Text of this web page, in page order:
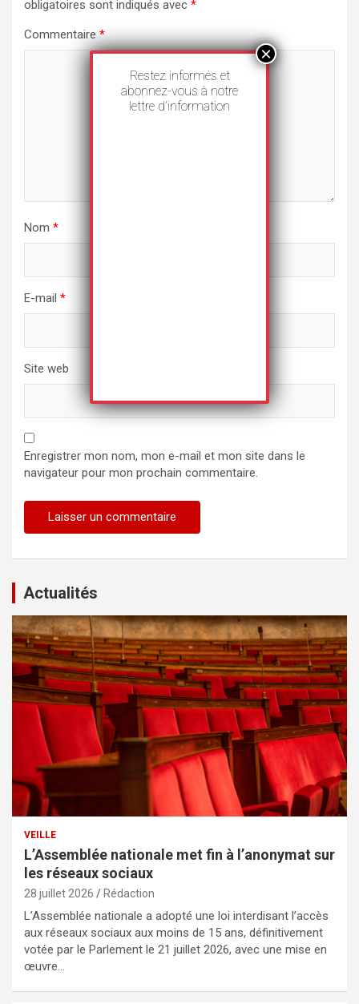
obligatoires sont indiqués avec *
Commentaire *
Nom *
E-mail *
Site web
Enregistrer mon nom, mon e-mail et mon site dans le
navigateur pour mon prochain commentaire.
Actualités
VEILLE
L’Assemblée nationale met fin à l’anonymat sur
les réseaux sociaux
28 juillet 2026 Rédaction
L’Assemblée nationale a adopté une loi interdisant l’accès
aux réseaux sociaux aux moins de 15 ans, définitivement
votée par le Parlement le 21 juillet 2026, avec une mise en
œuvre…
Restez informés et
abonnez-vous à notre
lettre d’information